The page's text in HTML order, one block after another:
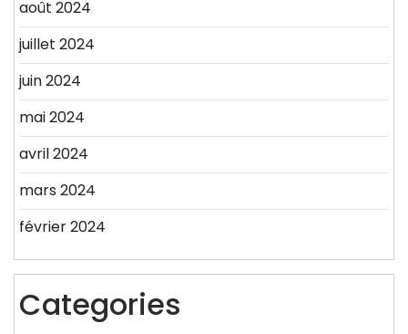
août 2024
juillet 2024
juin 2024
mai 2024
avril 2024
mars 2024
février 2024
Categories